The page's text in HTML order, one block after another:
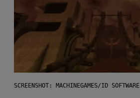
SCREENSHOT: MACHINEGAMES/ID SOFTWARE